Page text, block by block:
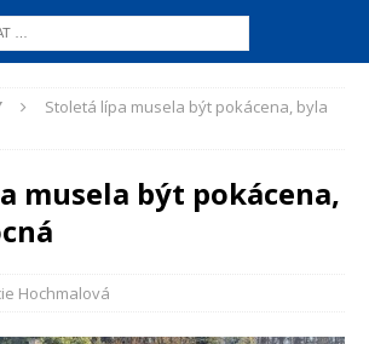
Stoletá lípa musela být pokácena, byla
musela být pokácena,
Hochmalová